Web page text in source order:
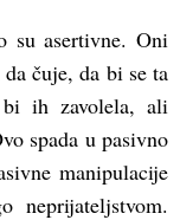
su asertivne. Oni
čuje, da bi se ta
ih zavolela, ali
spada u pasivno
manipulacije
neprijateljstvom.